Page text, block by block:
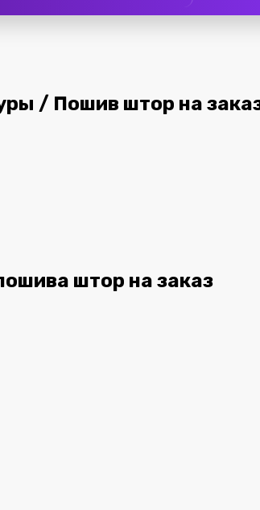
/ Пошив штор на
штор на заказ